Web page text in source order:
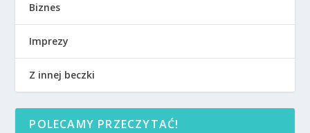
Biznes
Imprezy
Z innej beczki
POLECAMY PRZECZYTAĆ!